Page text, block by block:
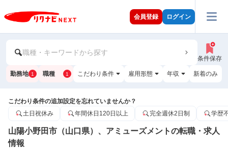
会員登録 ログイン
職種・キーワードから探す
条件保存
勤務地 1 職種 1 こだわり条件 雇用形態 年収 新着のみ
こだわり条件の追加設定を忘れていませんか？
土日祝休み
年間休日120日以上 完全週休2日制 学歴
山陽小野田市（山口県）、アミューズメントの転職・求人
情報